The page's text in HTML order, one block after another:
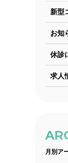
新型
お知
休診
求人
月別ア